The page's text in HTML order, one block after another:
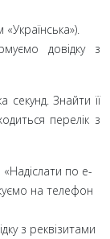
довідку з
секунд. Знайти її
перелік з
по е-
на телефон
з реквізитами